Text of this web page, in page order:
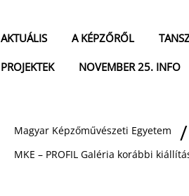
AKTUÁLIS A KÉPZŐRŐL
PROJEKTEK
NOVEMBER 25. INFO
Magyar Képzőművészeti Egyetem
MKE – PROFIL Galéria korábbi